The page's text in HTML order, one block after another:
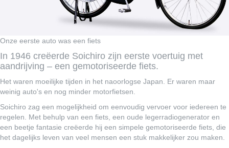
Onze eerste auto was een fiets
In 1946 creëerde Soichiro zijn eerste voertuig met
aandrijving – een gemotoriseerde fiets.
Het waren moeilijke tijden in het naoorlogse Japan. Er waren maar
weinig auto's en nog minder motorfietsen.
Soichiro zag een mogelijkheid om eenvoudig vervoer voor iedereen te
regelen. Met behulp van een fiets, een oude legerradiogenerator en
een beetje fantasie creëerde hij een simpele gemotoriseerde fiets, die
het dagelijks leven van veel mensen een stuk makkelijker zou maken.